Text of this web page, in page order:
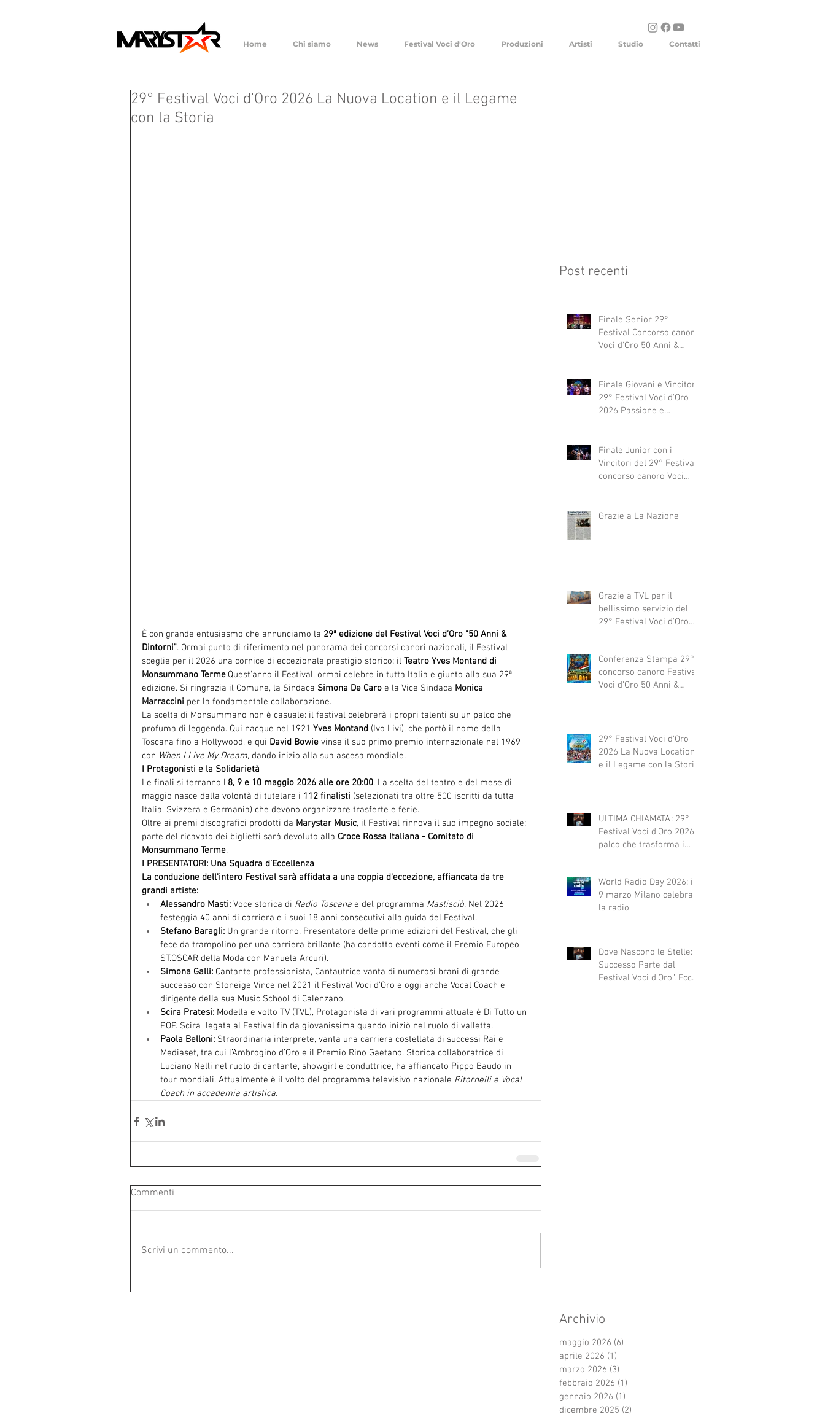
Home Chi siamo News Festival Voci d'Oro Produzioni Artisti Studio Contatti
29° Festival Voci d'Oro 2026 La Nuova Location e il Legame
con la Storia
È con grande entusiasmo che annunciamo la 29ª edizione del Festival Voci d’Oro "50 Anni &
Dintorni". Ormai punto di riferimento nel panorama dei concorsi canori nazionali, il Festival
sceglie per il 2026 una cornice di eccezionale prestigio storico: il Teatro Yves Montand di
Monsummano Terme.Quest'anno il Festival, ormai celebre in tutta Italia e giunto alla sua 29ª
edizione. Si ringrazia il Comune, la Sindaca Simona De Caro e la Vice Sindaca Monica
Marraccini per la fondamentale collaborazione.
La scelta di Monsummano non è casuale: il festival celebrerà i propri talenti su un palco che
profuma di leggenda. Qui nacque nel 1921 Yves Montand (Ivo Livi), che portò il nome della
Toscana fino a Hollywood, e qui David Bowie vinse il suo primo premio internazionale nel 1969
con When I Live My Dream, dando inizio alla sua ascesa mondiale.
I Protagonisti e la Solidarietà
Le finali si terranno l'8, 9 e 10 maggio 2026 alle ore 20:00. La scelta del teatro e del mese di
maggio nasce dalla volontà di tutelare i 112 finalisti (selezionati tra oltre 500 iscritti da tutta
Italia, Svizzera e Germania) che devono organizzare trasferte e ferie.
Oltre ai premi discografici prodotti da Marystar Music, il Festival rinnova il suo impegno sociale:
parte del ricavato dei biglietti sarà devoluto alla Croce Rossa Italiana - Comitato di
Monsummano Terme.
I PRESENTATORI: Una Squadra d’Eccellenza
La conduzione dell'intero Festival sarà affidata a una coppia d'eccezione, affiancata da tre
grandi artiste:
Alessandro Masti: Voce storica di Radio Toscana e del programma Mastisciò. Nel 2026
festeggia 40 anni di carriera e i suoi 18 anni consecutivi alla guida del Festival.
Stefano Baragli: Un grande ritorno. Presentatore delle prime edizioni del Festival, che gli
fece da trampolino per una carriera brillante (ha condotto eventi come il Premio Europeo
ST.OSCAR della Moda con Manuela Arcuri).
Simona Galli: Cantante professionista, Cantautrice vanta di numerosi brani di grande
successo con Stoneige Vince nel 2021 il Festival Voci d’Oro e oggi anche Vocal Coach e
dirigente della sua Music School di Calenzano.
Scira Pratesi: Modella e volto TV (TVL), Protagonista di vari programmi attuale è Di Tutto un
POP. Scira  legata al Festival fin da giovanissima quando iniziò nel ruolo di valletta.
Paola Belloni: Straordinaria interprete, vanta una carriera costellata di successi Rai e
Mediaset, tra cui l’Ambrogino d’Oro e il Premio Rino Gaetano. Storica collaboratrice di
Luciano Nelli nel ruolo di cantante, showgirl e conduttrice, ha affiancato Pippo Baudo in
tour mondiali. Attualmente è il volto del programma televisivo nazionale Ritornelli e Vocal
Coach in accademia artistica.
Commenti
Scrivi un commento...
Post recenti
Finale Senior 29°
Festival Concorso canoro
Voci d'Oro 50 Anni &
abbracciano"
Finale Giovani e Vincitori
29° Festival Voci d'Oro
2026 Passione e
Finale Junior con i
Vincitori del 29° Festival
concorso canoro Voci
Grazie a La Nazione
Grazie a TVL per il
bellissimo servizio del
29° Festival Voci d'Oro
Conferenza Stampa 29°
concorso canoro Festival
Voci d'Oro 50 Anni &
29° Festival Voci d'Oro
2026 La Nuova Location
e il Legame con la Storia
ULTIMA CHIAMATA: 29°
Festival Voci d'Oro 2026 Il
palco che trasforma i
World Radio Day 2026: il
9 marzo Milano celebra
la radio
Dove Nascono le Stelle: Il
Successo Parte dal
Festival Voci d’Oro”. Ecco
Archivio
maggio 2026 (6)
aprile 2026 (1)
marzo 2026 (3)
febbraio 2026 (1)
gennaio 2026 (1)
dicembre 2025 (2)